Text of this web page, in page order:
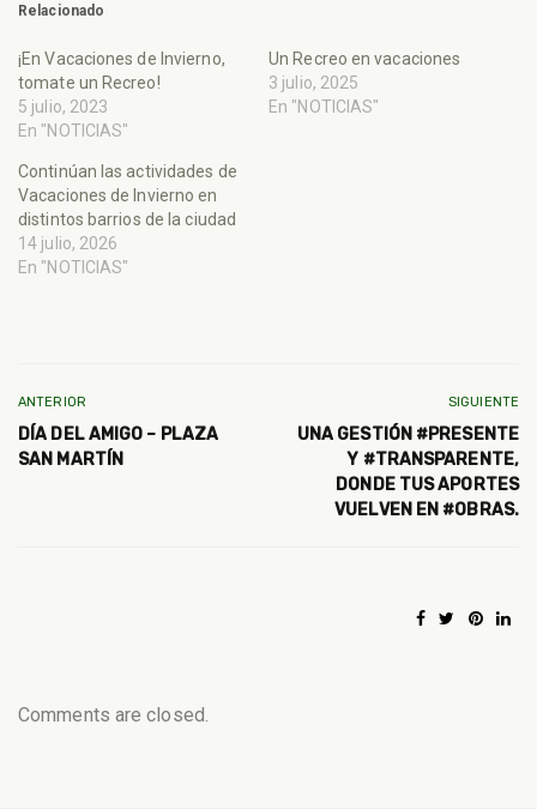
Relacionado
¡En Vacaciones de Invierno,
tomate un Recreo!
5 julio, 2023
En "NOTICIAS"
Un Recreo en vacaciones
3 julio, 2025
En "NOTICIAS"
Continúan las actividades de
Vacaciones de Invierno en
distintos barrios de la ciudad
14 julio, 2026
En "NOTICIAS"
ANTERIOR
DÍA DEL AMIGO – PLAZA
SAN MARTÍN
SIGUIENTE
UNA GESTIÓN #PRESENTE
Y #TRANSPARENTE,
DONDE TUS APORTES
VUELVEN EN #OBRAS.
Comments are closed.